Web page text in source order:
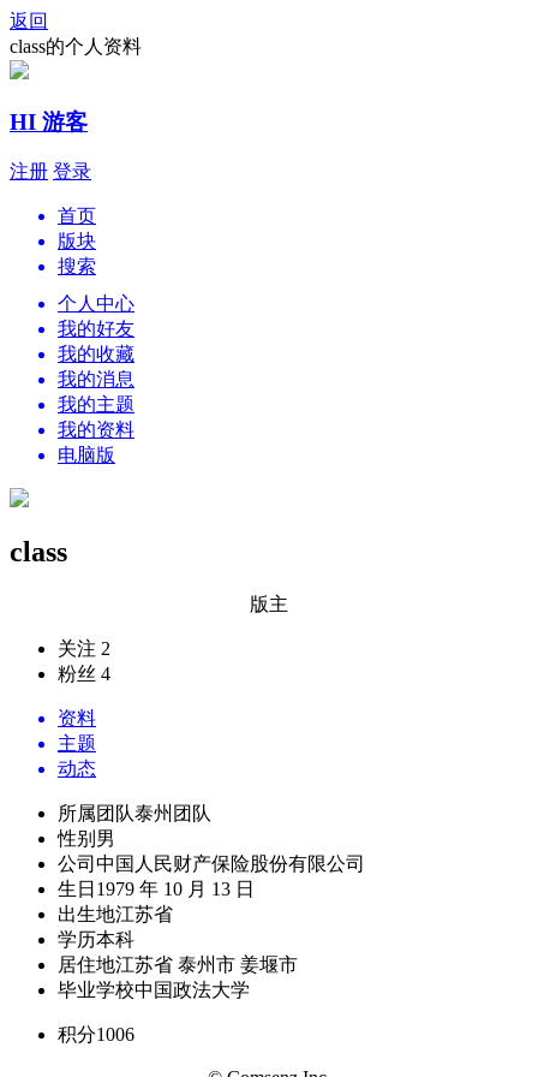
返回
class的个人资料
HI 游客
注册 登录
首页
版块
搜索
个人中心
我的好友
我的收藏
我的消息
我的主题
我的资料
电脑版
class
版主
关注 2
粉丝 4
资料
主题
动态
所属团队泰州团队
性别 男
公司 中国人民财产保险股份有限公司
生日 1979 年 10 月 13 日
出生地江苏省
学历本科
居住地江苏省 泰州市 姜堰市
毕业学校中国政法大学
积分1006